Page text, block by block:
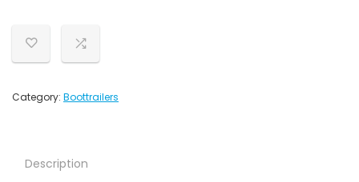
Category: Boottrailers
Description